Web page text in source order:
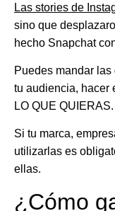
Las stories de
sino que
hecho Snapchat
Puedes mandar
tu audiencia, hacer
LO QUE QUIERAS.
Si tu marca,
utilizarlas es
ellas.
¿Cómo